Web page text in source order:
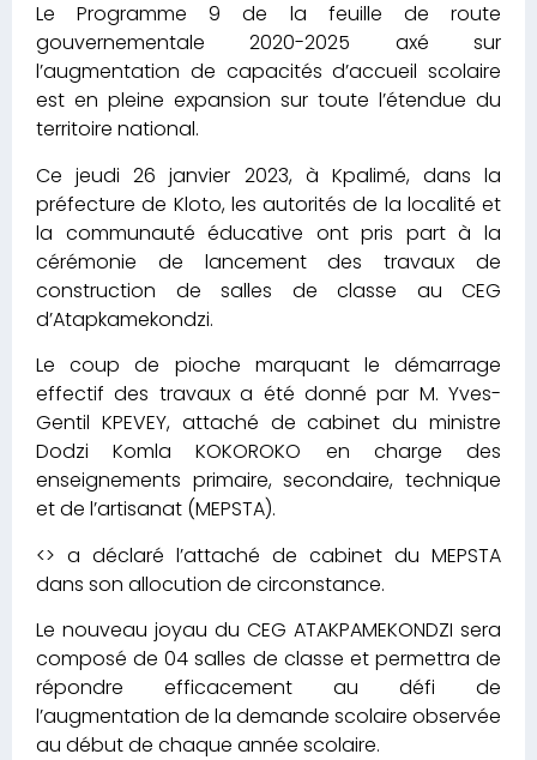
Le Programme 9 de la feuille de route
gouvernementale 2020-2025 axé sur
l’augmentation de capacités d’accueil scolaire
est en pleine expansion sur toute l’étendue du
territoire national.
Ce jeudi 26 janvier 2023, à Kpalimé, dans la
préfecture de Kloto, les autorités de la localité et
la communauté éducative ont pris part à la
cérémonie de lancement des travaux de
construction de salles de classe au CEG
d’Atapkamekondzi.
Le coup de pioche marquant le démarrage
effectif des travaux a été donné par M. Yves-
Gentil KPEVEY, attaché de cabinet du ministre
Dodzi Komla KOKOROKO en charge des
enseignements primaire, secondaire, technique
et de l’artisanat (MEPSTA).
<> a déclaré l’attaché de cabinet du MEPSTA
dans son allocution de circonstance.
Le nouveau joyau du CEG ATAKPAMEKONDZI sera
composé de 04 salles de classe et permettra de
répondre efficacement au défi de
l’augmentation de la demande scolaire observée
au début de chaque année scolaire.